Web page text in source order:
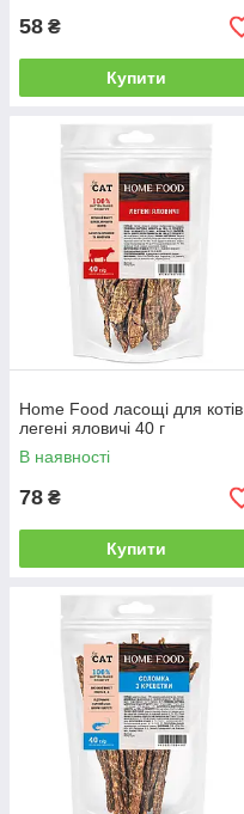
58 ₴
Купити
Home Food ласощі для котів
легені яловичі 40 г
В наявності
78 ₴
Купити